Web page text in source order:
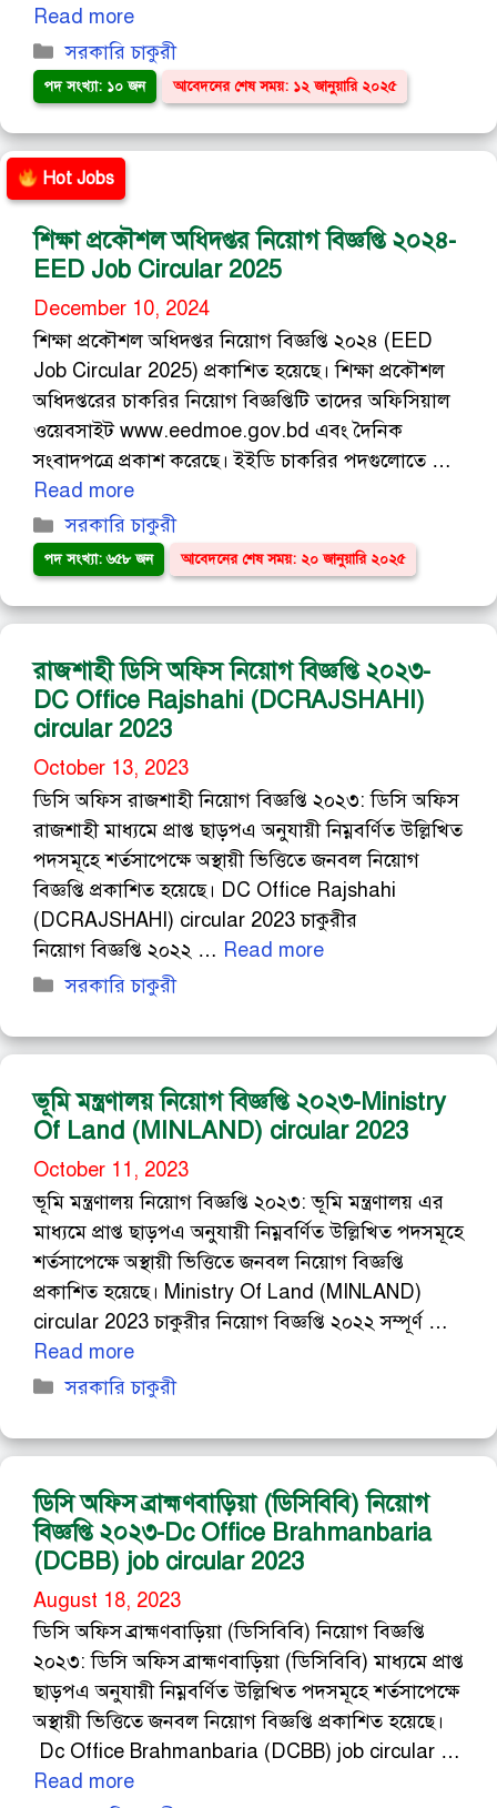
Read more
Categories
সরকারি চাকুরী
পদ সংখ্যা: ১০ জন আবেদনের শেষ সময়: ১২ জানুয়ারি ২০২৫
Hot Jobs
শিক্ষা প্রকৌশল অধিদপ্তর নিয়োগ বিজ্ঞপ্তি ২০২৪-
EED Job Circular 2025
December 10, 2024
শিক্ষা প্রকৌশল অধিদপ্তর নিয়োগ বিজ্ঞপ্তি ২০২৪ (EED
Job Circular 2025) প্রকাশিত হয়েছে। শিক্ষা প্রকৌশল
অধিদপ্তরের চাকরির নিয়োগ বিজ্ঞপ্তিটি তাদের অফিসিয়াল
ওয়েবসাইট www.eedmoe.gov.bd এবং দৈনিক
সংবাদপত্রে প্রকাশ করেছে। ইইডি চাকরির পদগুলোতে …
Read more
Categories
সরকারি চাকুরী
পদ সংখ্যা: ৬৫৮ জন আবেদনের শেষ সময়: ২০ জানুয়ারি ২০২৫
রাজশাহী ডিসি অফিস নিয়োগ বিজ্ঞপ্তি ২০২৩-
DC Office Rajshahi (DCRAJSHAHI)
circular 2023
October 13, 2023
ডিসি অফিস রাজশাহী নিয়োগ বিজ্ঞপ্তি ২০২৩: ডিসি অফিস
রাজশাহী মাধ্যমে প্রাপ্ত ছাড়পএ অনুযায়ী নিম্নবর্ণিত উল্লিখিত
পদসমূহে শর্তসাপেক্ষে অস্থায়ী ভিত্তিতে জনবল নিয়োগ
বিজ্ঞপ্তি প্রকাশিত হয়েছে। DC Office Rajshahi
(DCRAJSHAHI) circular 2023 চাকুরীর
নিয়োগ বিজ্ঞপ্তি ২০২২ … Read more
Categories
সরকারি চাকুরী
ভূমি মন্ত্রণালয় নিয়োগ বিজ্ঞপ্তি ২০২৩-Ministry
Of Land (MINLAND) circular 2023
October 11, 2023
ভূমি মন্ত্রণালয় নিয়োগ বিজ্ঞপ্তি ২০২৩: ভূমি মন্ত্রণালয় এর
মাধ্যমে প্রাপ্ত ছাড়পএ অনুযায়ী নিম্নবর্ণিত উল্লিখিত পদসমূহে
শর্তসাপেক্ষে অস্থায়ী ভিত্তিতে জনবল নিয়োগ বিজ্ঞপ্তি
প্রকাশিত হয়েছে। Ministry Of Land (MINLAND)
circular 2023 চাকুরীর নিয়োগ বিজ্ঞপ্তি ২০২২ সম্পূর্ণ …
Read more
Categories
সরকারি চাকুরী
ডিসি অফিস ব্রাহ্মণবাড়িয়া (ডিসিবিবি) নিয়োগ
বিজ্ঞপ্তি ২০২৩-Dc Office Brahmanbaria
(DCBB) job circular 2023
August 18, 2023
ডিসি অফিস ব্রাহ্মণবাড়িয়া (ডিসিবিবি) নিয়োগ বিজ্ঞপ্তি
২০২৩: ডিসি অফিস ব্রাহ্মণবাড়িয়া (ডিসিবিবি) মাধ্যমে প্রাপ্ত
ছাড়পএ অনুযায়ী নিম্নবর্ণিত উল্লিখিত পদসমূহে শর্তসাপেক্ষে
অস্থায়ী ভিত্তিতে জনবল নিয়োগ বিজ্ঞপ্তি প্রকাশিত হয়েছে।
Dc Office Brahmanbaria (DCBB) job circular …
Read more